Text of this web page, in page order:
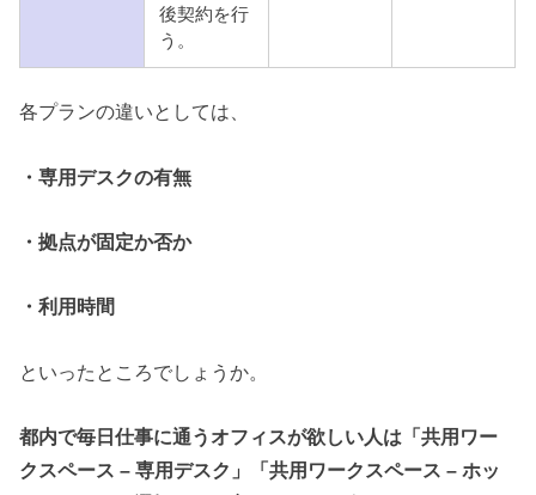
後契約を行
う。
各プランの違いとしては、
・専用デスクの有無
・拠点が固定か否か
・利用時間
といったところでしょうか。
都内で毎日仕事に通うオフィスが欲しい人は「共用ワー
クスペース – 専用デスク」「共用ワークスペース – ホッ